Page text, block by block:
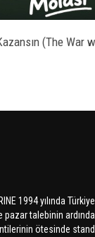
(The War
1994 yılında
pazar talebinin
ötesinde